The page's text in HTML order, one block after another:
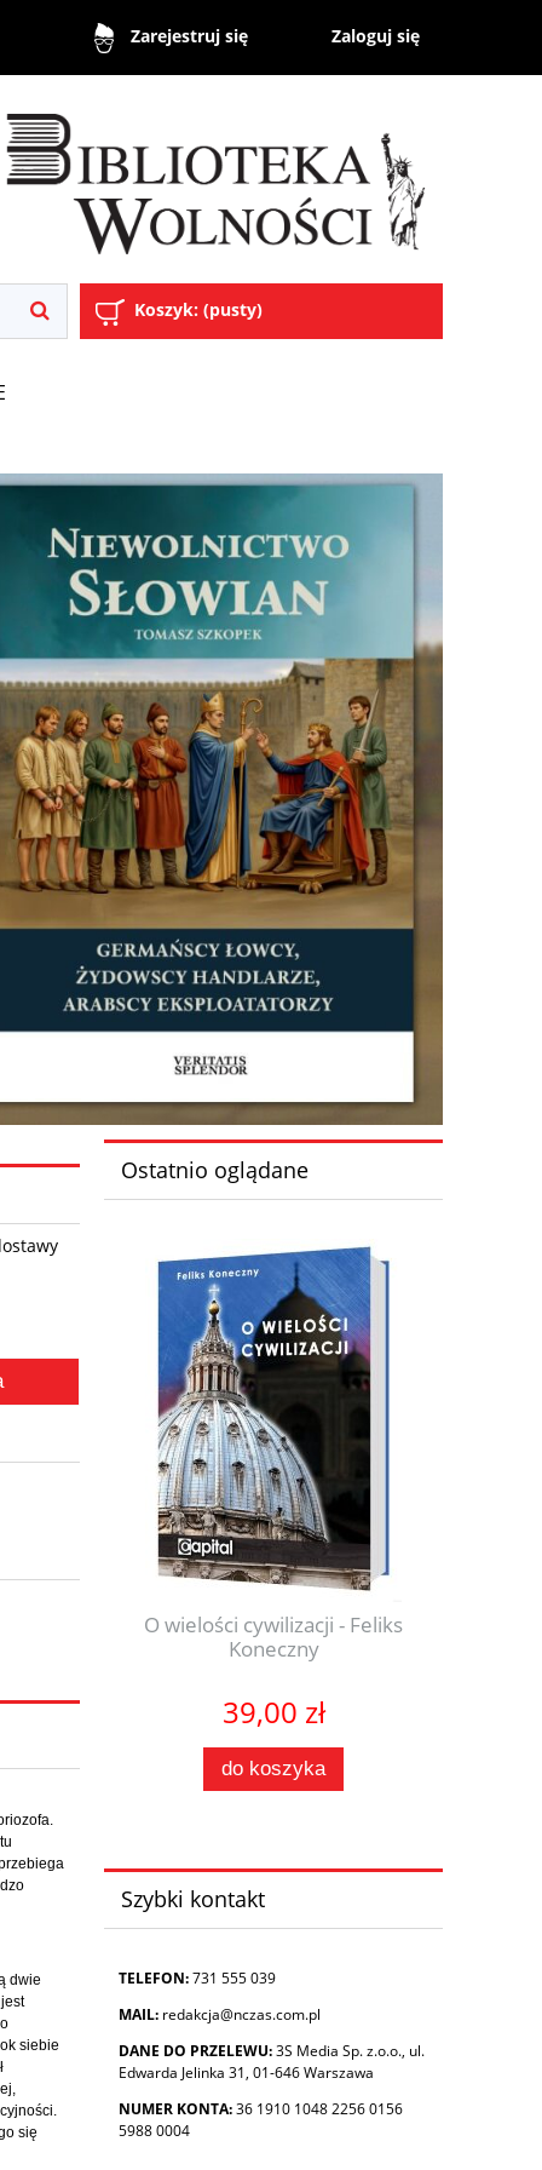
Zarejestruj się Zaloguj się
Koszyk: (pusty)
dwie
siebie
się
Ostatnio oglądane
O wielości cywilizacji - Feliks
Koneczny
39,00 zł
do koszyka
Szybki kontakt
TELEFON:731 555 039
MAIL: redakcja@nczas.com.pl
DANE DO PRZELEWU:3S Media Sp. z.o.o., ul.
Edwarda Jelinka 31, 01-646 Warszawa
NUMER KONTA:36 1910 1048 2256 0156
5988 0004